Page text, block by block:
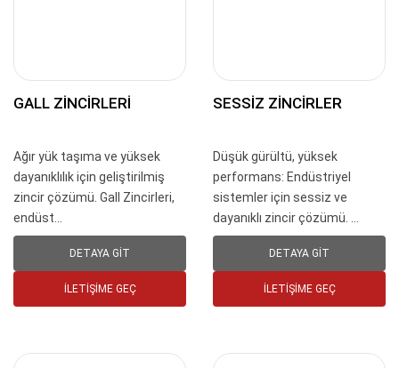
GALL ZINCIRLERI
Ağır yük taşıma ve yüksek
dayanıklılık için geliştirilmiş
zincir çözümü. Gall Zincirleri,
endüst...
DETAYA GIT
İLETIŞIME GEÇ
SESSIZ ZINCIRLER
Düşük gürültü, yüksek
performans: Endüstriyel
sistemler için sessiz ve
dayanıklı zincir çözümü. ...
DETAYA GIT
İLETIŞIME GEÇ